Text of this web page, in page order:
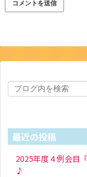
最近の投稿
2025年度４例会目
♪